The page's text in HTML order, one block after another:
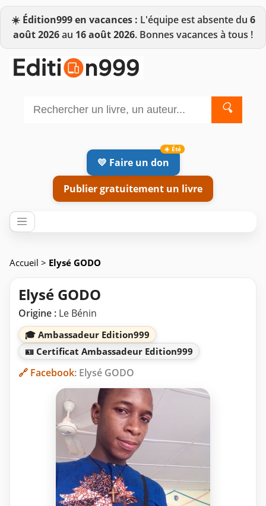
☀️ Édition999 en vacances : L'équipe est absente du 6
août 2026au 16 août 2026. Bonnes vacances à tous !
🔍
💛 Faire un don
Publier gratuitement un livre
Accueil > Elysé GODO
Elysé GODO
Origine : Le Bénin
🎓 Ambassadeur Edition999
🪪 Certificat Ambassadeur Edition999
🔗 Facebook: Elysé GODO